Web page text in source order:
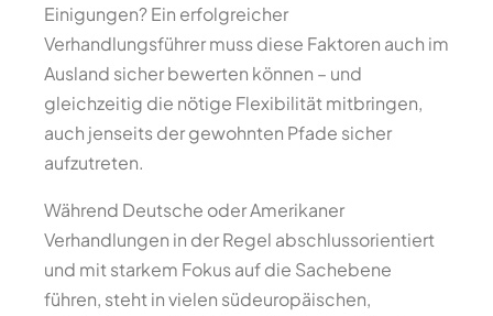
Einigungen? Ein erfolgreicher
Verhandlungsführer muss diese Faktoren auch im
Ausland sicher bewerten können – und
gleichzeitig die nötige Flexibilität mitbringen,
auch jenseits der gewohnten Pfade sicher
aufzutreten.
Während Deutsche oder Amerikaner
Verhandlungen in der Regel abschlussorientiert
und mit starkem Fokus auf die Sachebene
führen, steht in vielen südeuropäischen,